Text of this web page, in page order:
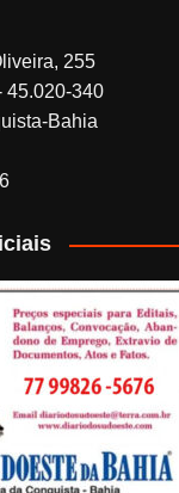
255
45.020-340
Bahia